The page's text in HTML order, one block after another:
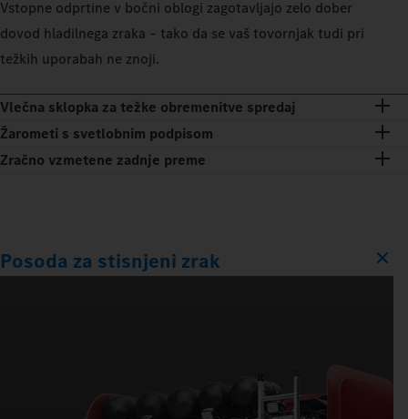
Vstopne odprtine v bočni oblogi zagotavljajo zelo dober
dovod hladilnega zraka – tako da se vaš tovornjak tudi pri
težkih uporabah ne znoji.
Vlečna sklopka za težke obremenitve spredaj
Žarometi s svetlobnim podpisom
Zračno vzmetene zadnje preme
Posoda za stisnjeni zrak